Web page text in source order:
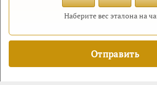
Наберите вес эталона на